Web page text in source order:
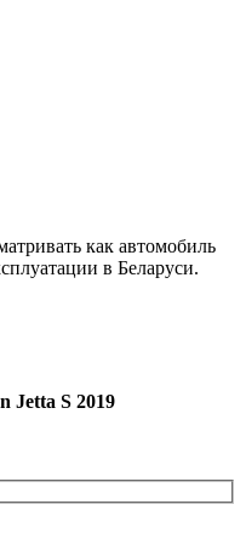
как автомобиль
в Беларуси.
Jetta S 2019